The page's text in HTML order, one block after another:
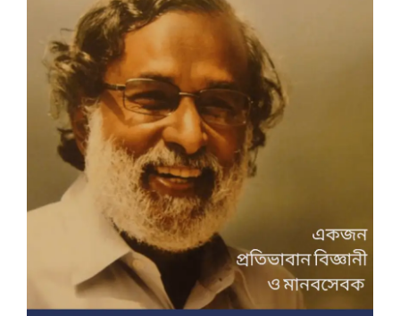
ড. খন্দকার সিদ্দিক-ই-রাব্বানীঃ একজন প্রতিভাবান বিজ্ঞানী ও
মানবসেবক